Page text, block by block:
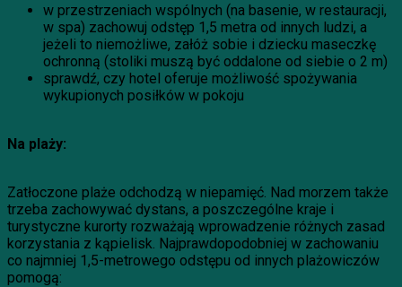
w przestrzeniach wspólnych (na basenie, w restauracji,
w spa) zachowuj odstęp 1,5 metra od innych ludzi, a
jeżeli to niemożliwe, załóż sobie i dziecku maseczkę
ochronną (stoliki muszą być oddalone od siebie o 2 m)
sprawdź, czy hotel oferuje możliwość spożywania
wykupionych posiłków w pokoju
Na plaży:
Zatłoczone plaże odchodzą w niepamięć. Nad morzem także
trzeba zachowywać dystans, a poszczególne kraje i
turystyczne kurorty rozważają wprowadzenie różnych zasad
korzystania z kąpielisk. Najprawdopodobniej w zachowaniu
co najmniej 1,5-metrowego odstępu od innych plażowiczów
pomogą: